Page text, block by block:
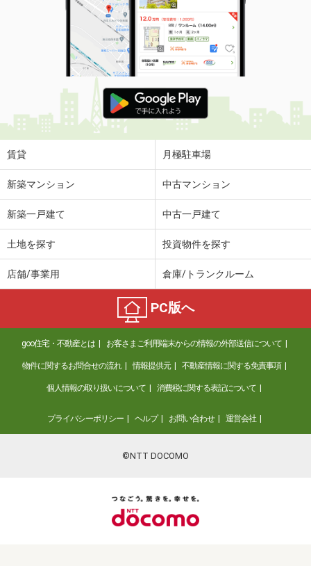
賃貸 月極駐車場
新築マンション 中古マンション
新築一戸建て 中古一戸建て
土地を探す 投資物件を探す
店舗/事業用 倉庫/トランクルーム
PC版へ
goo住宅・不動産とは お客さまご利用端末からの情報の外部送信について
物件に関するお問合せの流れ 情報提供元 不動産情報に関する免責事項
個人情報の取り扱いについて 消費税に関する表記について
プライバシーポリシー ヘルプ お問い合わせ 運営会社
©NTT DOCOMO